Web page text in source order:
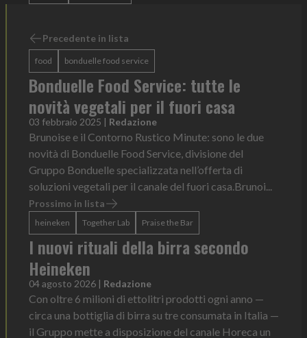
Precedente in lista
food bonduelle food service
Bonduelle Food Service: tutte le
novità vegetali per il fuori casa
03 febbraio 2025 | Redazione
Brunoise e il Contorno Rustico Minute: sono le due
novità di Bonduelle Food Service, divisione del
Gruppo Bonduelle specializzata nell’offerta di
soluzioni vegetali per il canale del fuori casa.Brunoi...
Prossimo in lista
heineken Together Lab Praise the Bar
I nuovi rituali della birra secondo
Heineken
04 agosto 2026 | Redazione
Con oltre 6 milioni di ettolitri prodotti ogni anno —
circa una bottiglia di birra su tre consumata in Italia —
il Gruppo mette a disposizione del canale Horeca un